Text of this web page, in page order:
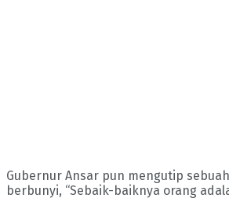
Gubernur Ansar pun mengutip
berbunyi, “Sebaik-baiknya orang